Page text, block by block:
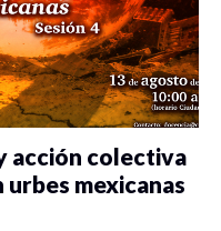
acción colectiva
mexicanas